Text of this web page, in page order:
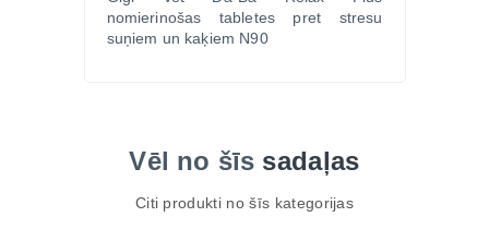
nomierinošas tabletes pret stresu
suņiem un kaķiem N90
Vēl no šīs sadaļas
Citi produkti no šīs kategorijas